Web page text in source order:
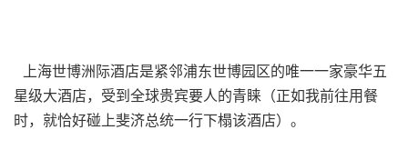
上海世博洲际酒店是紧邻浦东世博园区的唯一一家豪华五
星级大酒店，受到全球贵宾要人的青睐（正如我前往用餐
时，就恰好碰上斐济总统一行下榻该酒店）。